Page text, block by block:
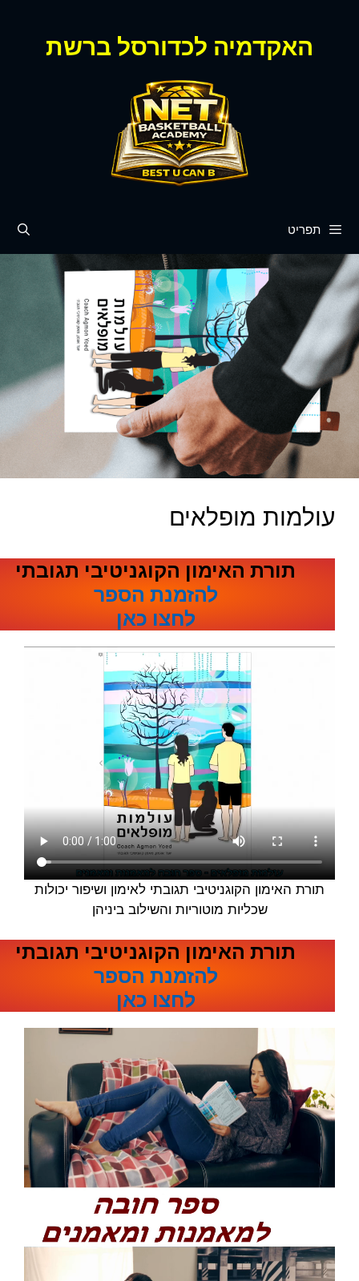
האקדמיה לכדורסל ברשת
תפריט
עולמות מופלאים
תורת האימון הקוגניטיבי תגובתי
להזמנת הספר
לחצו כאן
תורת האימון הקוגניטיבי תגובתי לאימון ושיפור יכולות
שכליות מוטוריות והשילוב ביניהן
תורת האימון הקוגניטיבי תגובתי
להזמנת הספר
לחצו כאן